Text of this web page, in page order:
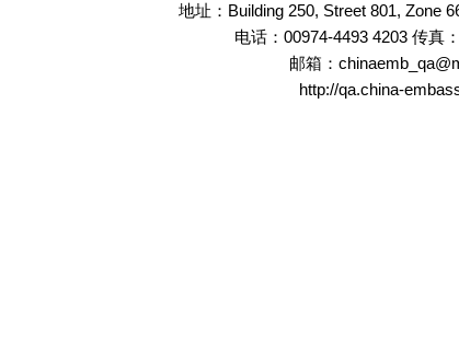
地址： Building 250, Street 801, Zone
电话： 00974-4493 4203 传真：
邮箱：
http://qa.china-